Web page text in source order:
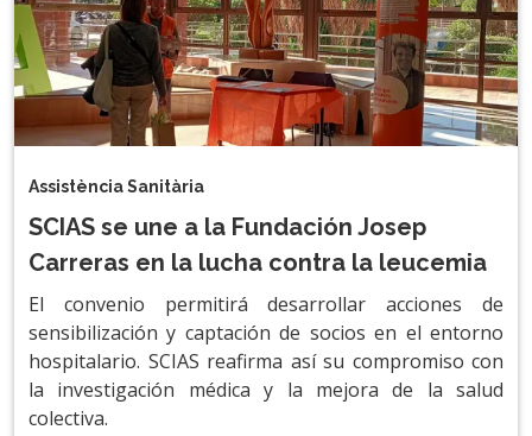
Assistència Sanitària
SCIAS se une a la Fundación Josep
Carreras en la lucha contra la leucemia
El convenio permitirá desarrollar acciones de
sensibilización y captación de socios en el entorno
hospitalario. SCIAS reafirma así su compromiso con
la investigación médica y la mejora de la salud
colectiva.